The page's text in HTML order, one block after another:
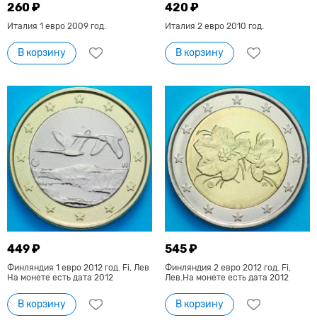
260 ₽
Италия 1 евро 2009 год.
В корзину
420 ₽
Италия 2 евро 2010 год.
В корзину
449 ₽
Финляндия 1 евро 2012 год. Fi, Лев
На монете есть дата 2012
В корзину
545 ₽
Финляндия 2 евро 2012 год. Fi,
Лев.На монете есть дата 2012
В корзину